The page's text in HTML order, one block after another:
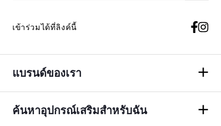
เข้าร่วมได้ที่ลิงค์นี้
แบรนด์ของเรา
ค้นหาอุปกรณ์เสริมสำหรับฉัน